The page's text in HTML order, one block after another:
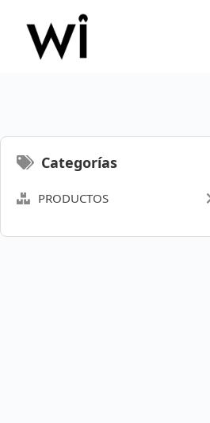
contenido
Categorías
PRODUCTOS